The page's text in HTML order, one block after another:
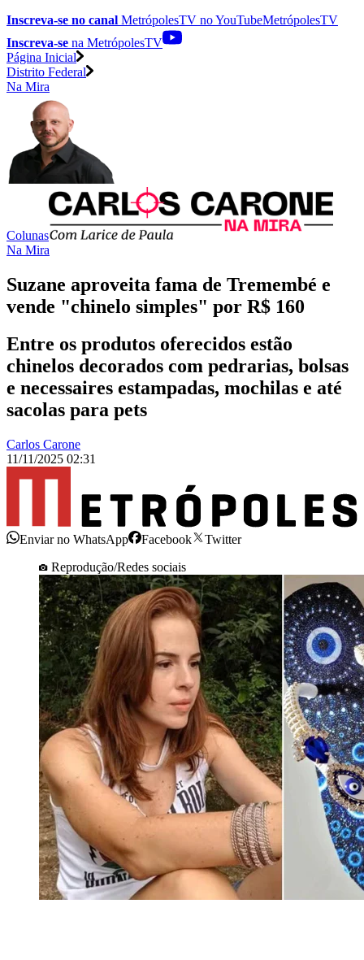
Inscreva-se no canal MetrópolesTV noYouTubeMetrópolesTV
Inscreva-se na MetrópolesTV
Página Inicial
Distrito Federal
Na Mira
Colunas
Na Mira
Suzane aproveita fama de Tremembé e
vende "chinelo simples" por R$ 160
Entre os produtos oferecidos estão
chinelos decorados com pedrarias, bolsas
e necessaires estampadas, mochilas e até
sacolas para pets
Carlos Carone
11/11/2025 02:31
Enviar no WhatsApp Facebook
Twitter
Reprodução/Redes sociais